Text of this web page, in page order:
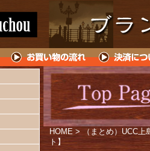
HOME > （まとめ）UCC上
ト】